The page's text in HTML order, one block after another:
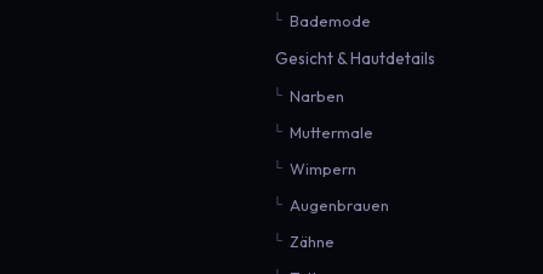
Bademode
Gesicht & Hautdetails
Narben
Muttermale
Wimpern
Augenbrauen
Zähne